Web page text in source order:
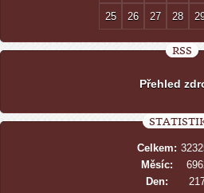
25 26 27 28
RSS
Přehled
Celkem:
Měsíc:
Den: